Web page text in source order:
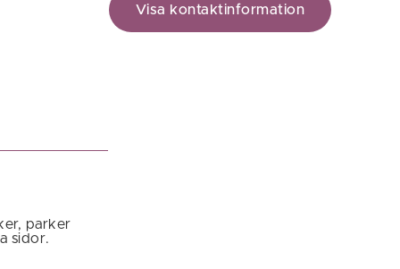
Visa kontaktinformation
parker
sidor.